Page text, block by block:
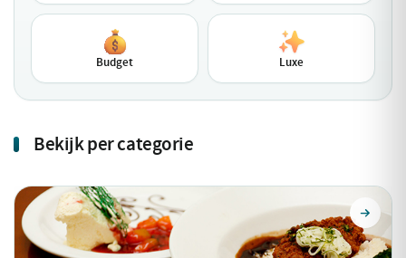
Budget Luxe
Bekijk per categorie